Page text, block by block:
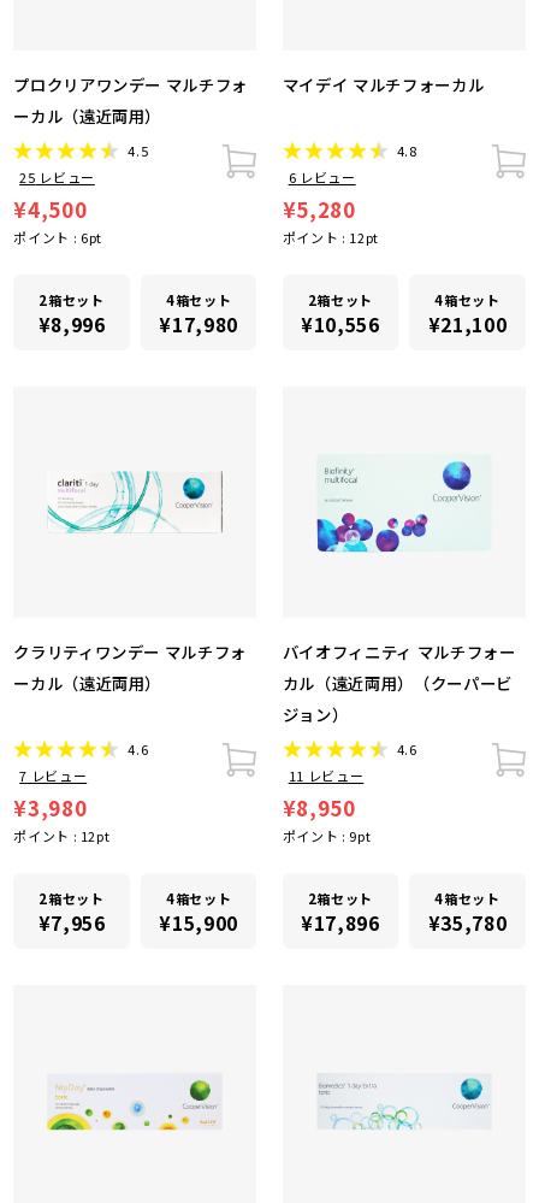
プロクリアワンデー マルチフォ
ーカル（遠近両用）
4.5
25 レビュー
¥4,500
ポイント : 6pt
2箱セット
¥8,996
4箱セット
¥17,980
マイデイ マルチフォーカル
4.8
6 レビュー
¥5,280
ポイント : 12pt
2箱セット
¥10,556
4箱セット
¥21,100
クラリティワンデー マルチフォ
ーカル（遠近両用）
4.6
7 レビュー
¥3,980
ポイント : 12pt
2箱セット
¥7,956
4箱セット
¥15,900
バイオフィニティ マルチフォー
カル（遠近両用）（クーパービ
ジョン）
4.6
11 レビュー
¥8,950
ポイント : 9pt
2箱セット
¥17,896
4箱セット
¥35,780